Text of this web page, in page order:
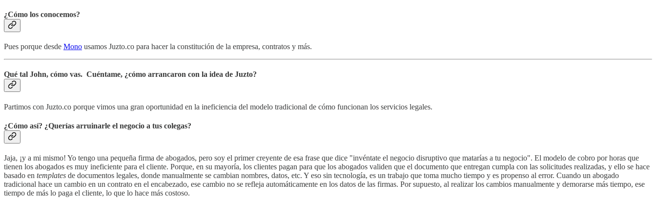
¿Cómo los conocemos?
Pues porque desde Mono usamos Juzto.co para hacer la constitución de la empresa, contratos y más.
Qué tal John, cómo vas. Cuéntame, ¿cómo arrancaron con la idea de Juzto?
Partimos con Juzto.co porque vimos una gran oportunidad en la ineficiencia del modelo tradicional de cómo funcionan los servicios legales.
¿Cómo así? ¿Querías arruinarle el negocio a tus colegas?
Jaja, ¡y a mi mismo! Yo tengo una pequeña firma de abogados, pero soy el primer creyente de esa frase que dice "invéntate el negocio disruptivo que matarías a tu negocio". El modelo de cobro por horas que
tienen los abogados es muy ineficiente para el cliente. Porque, en su mayoría, los clientes pagan para que los abogados validen que el documento que entregan cumpla con las solicitudes realizadas, y ello se hace
basado en templates de documentos legales, donde manualmente se cambian nombres, datos, etc. Y eso sin tecnología, es un trabajo que toma mucho tiempo y es propenso al error. Cuando un abogado
tradicional hace un cambio en un contrato en el encabezado, ese cambio no se refleja automáticamente en los datos de las firmas. Por supuesto, al realizar los cambios manualmente y demorarse más tiempo, ese
tiempo de más lo paga el cliente, lo que lo hace más costoso.